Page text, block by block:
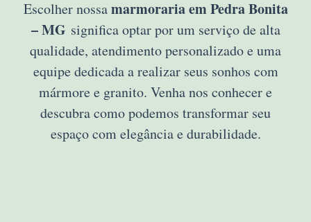
Escolher nossamarmoraria em Pedra Bonita
– MG significa optar por um serviço de alta
qualidade, atendimento personalizado e uma
equipe dedicada a realizar seus sonhos com
mármore e granito. Venha nos conhecer e
descubra como podemos transformar seu
espaço com elegância e durabilidade.